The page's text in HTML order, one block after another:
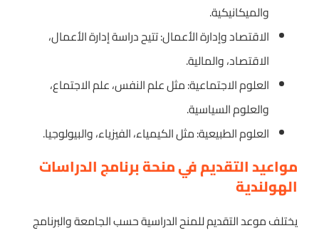
والميكانيكية.
الاقتصاد وإدارة الأعمال: تتيح دراسة إدارة الأعمال،
الاقتصاد، والمالية.
العلوم الاجتماعية: مثل علم النفس، علم الاجتماع،
والعلوم السياسية.
العلوم الطبيعية: مثل الكيمياء، الفيزياء، والبيولوجيا.
مواعيد التقديم في منحة برنامج الدراسات
الهولندية
يختلف موعد التقديم للمنح الدراسية حسب الجامعة والبرنامج